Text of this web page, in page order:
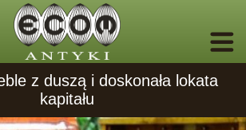
z duszą i doskonała lokata
kapitału